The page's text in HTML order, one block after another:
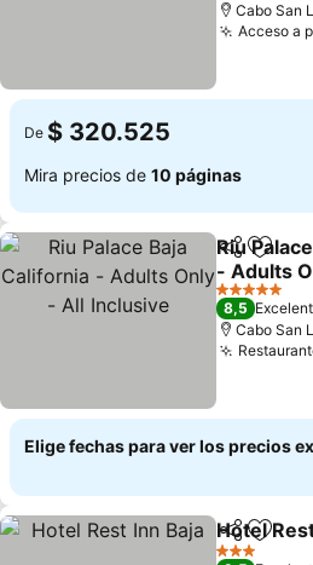
Cabo San
Acceso a
De $ 320.525
Mira precios de 10 páginas
Compartir
Riu
- Adults
Inclusive
Ver precios
5 Estrellas
8,5
Cabo San
Elige fechas para ver los precios
Compartir
Hotel
3 Estrellas